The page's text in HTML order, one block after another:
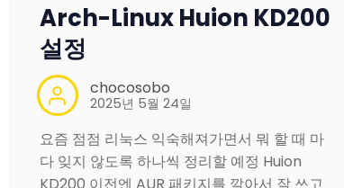
Arch-Linux Huion KD200
설정
chocosobo
2025년 5월 24일
요즘 점점 리눅스 익숙해져가면서 뭐 할 때 마
다 잊지 않도록 하나씩 정리할 예정 Huion